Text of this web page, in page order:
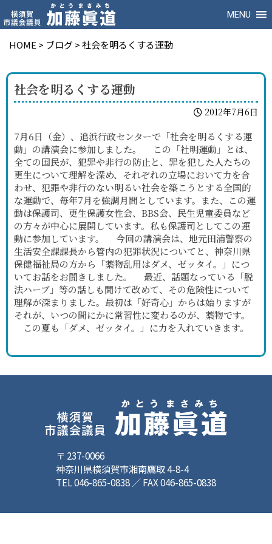
MENU
HOME > ブログ>社会を明るくする運動
社会を明るくする運動
2012年7月6日
7月6日（金）、追浜行政センターで「社会を明るくする運
動」の講演会に参加しました。 この「社明運動」とは、
全ての国民が、犯罪や非行の防止と、罪を犯した人たちの
更生について理解を深め、それぞれの立場において力を合
わせ、犯罪や非行のない明るい社会を築こうとする全国的
な運動で、毎年7月を強調月間としています。また、この運
動は保護司、更生保護女性会、BBS会、民生児童委員など
の方々が中心に展開しています。私も保護司としてこの運
動に参加しています。 今回の講演会は、地元田浦警察の
生活安全課課長から管内の犯罪状況についてと、神奈川県
保健福祉局の方から「薬物乱用はダメ、ゼッタイ。」につ
いてお話をお聞きしました。 最近、話題なっている「脱
法ハーブ」等の話しも聞けて改めて、その危険性について
理解が深まりました。最初は「好奇心」からは始りますが
それが、いつの間にかに常習性に変わるのが、薬物です。
この夏も「ダメ、ゼッタイ。」に力を入れていきます。
〒 237-0066
神奈川県横須賀市湘南鷹取 4-8-4
TEL 046-865-0838 ／ FAX 046-865-0838